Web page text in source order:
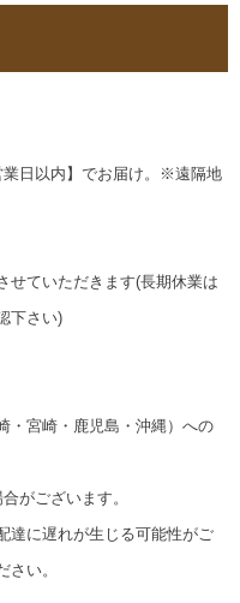
業日以内】でお届け。※遠隔地
せていただきます(長期休業は
下さい)
・宮崎・鹿児島・沖縄）への
がございます。
達に遅れが生じる可能性がご
い。